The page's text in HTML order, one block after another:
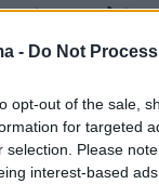
- Do Not
opt-out of the sale,
for targeted
selection. Please
interest-based
εντολή
εξουσιών):
Ανάπτυξης
ότι ο